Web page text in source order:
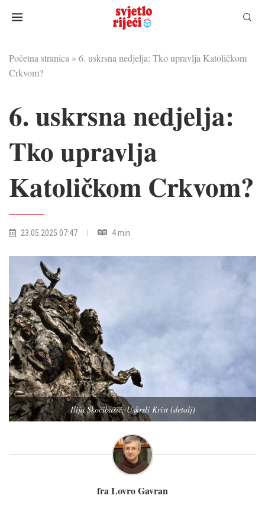
Početna stranica » 6. uskrsna nedjelja: Tko upravlja Katoličkom
Crkvom?
6. uskrsna nedjelja:
Tko upravlja
Katoličkom Crkvom?
23.05.2025 07:47 4 min
Ilija Skočibušić, Uskrsli Krist (detalj)
fra Lovro Gavran